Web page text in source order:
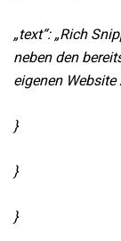
„text“: „Rich
neben den
eigenen
}
}
}